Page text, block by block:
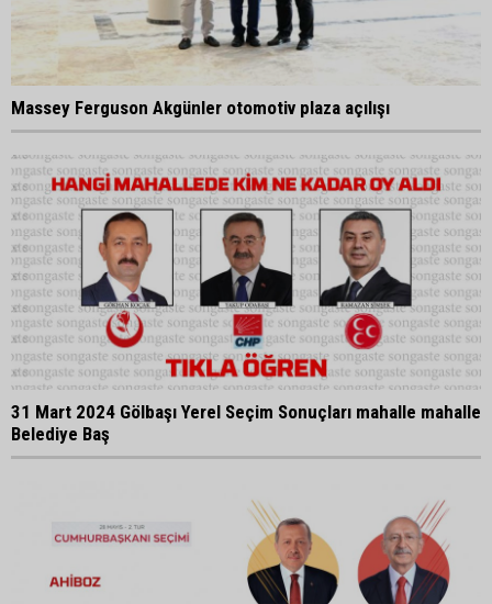
Massey Ferguson Akgünler otomotiv plaza açılışı
31 Mart 2024 Gölbaşı Yerel Seçim Sonuçları mahalle mahalle
Belediye Baş